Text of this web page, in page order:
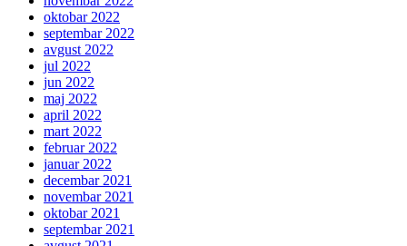
oktobar 2022
septembar 2022
avgust 2022
jul 2022
jun 2022
maj 2022
april 2022
mart 2022
februar 2022
januar 2022
decembar 2021
novembar 2021
oktobar 2021
septembar 2021